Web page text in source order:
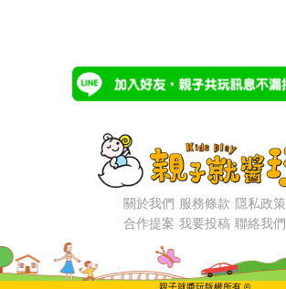
關於我們 服務條款 隱私政策
合作提案 我要投稿 聯絡我們
親子就醬玩版權所有 ©